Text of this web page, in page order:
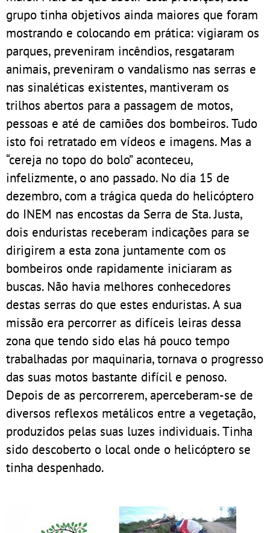
grupo tinha objetivos ainda maiores que foram
mostrando e colocando em prática: vigiaram os
parques, preveniram incêndios, resgataram
animais, preveniram o vandalismo nas serras e
nas sinaléticas existentes, mantiveram os
trilhos abertos para a passagem de motos,
pessoas e até de camiões dos bombeiros. Tudo
isto foi retratado em vídeos e imagens. Mas a
“cereja no topo do bolo” aconteceu,
infelizmente, o ano passado. No dia 15 de
dezembro, com a trágica queda do helicóptero
do INEM nas encostas da Serra de Sta. Justa,
dois enduristas receberam indicações para se
dirigirem a esta zona juntamente com os
bombeiros onde rapidamente iniciaram as
buscas. Não havia melhores conhecedores
destas serras do que estes enduristas. A sua
missão era percorrer as difíceis leiras dessa
zona que tendo sido elas há pouco tempo
trabalhadas por maquinaria, tornava o progresso
das suas motos bastante difícil e penoso.
Depois de as percorrerem, aperceberam-se de
diversos reflexos metálicos entre a vegetação,
produzidos pelas suas luzes individuais. Tinha
sido descoberto o local onde o helicóptero se
tinha despenhado.